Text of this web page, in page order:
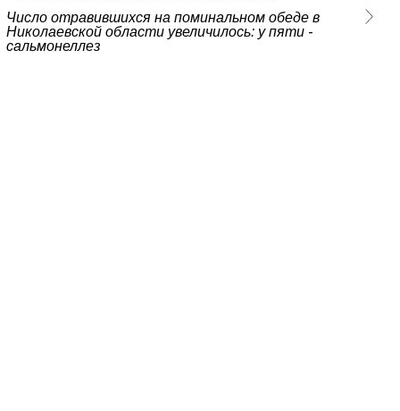
Число отравившихся на поминальном обеде в
Николаевской области увеличилось: у пяти -
сальмонеллез